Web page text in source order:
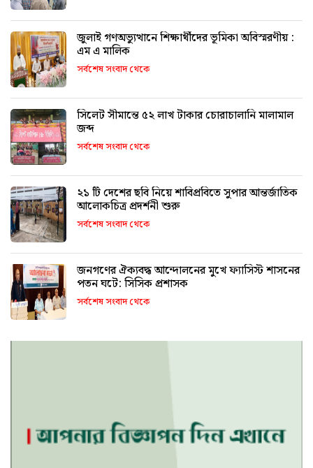
জুলাই গণঅভ্যুত্থানে শিক্ষার্থীদের ভূমিকা অবিস্মরণীয় :
এম এ মালিক
সর্বশেষ সংবাদ থেকে
সিলেট সীমান্তে ৫২ লাখ টাকার চোরাচালানি মালামাল
জব্দ
সর্বশেষ সংবাদ থেকে
২১ টি দেশের ছবি নিয়ে শাবিপ্রবিতে সুপার আন্তর্জাতিক
আলোকচিত্র প্রদর্শনী শুরু
সর্বশেষ সংবাদ থেকে
জনগণের ঐক্যবদ্ধ আন্দোলনের মুখে ফ্যাসিস্ট শাসনের
পতন ঘটে: সিসিক প্রশাসক
সর্বশেষ সংবাদ থেকে